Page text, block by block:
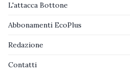
L'attacca Bottone
Abbonamenti EcoPlus
Redazione
Contatti